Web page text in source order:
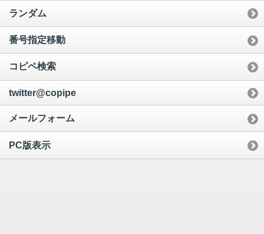
ランダム
番号指定移動
コピペ検索
twitter@copipe
メールフォーム
PC版表示